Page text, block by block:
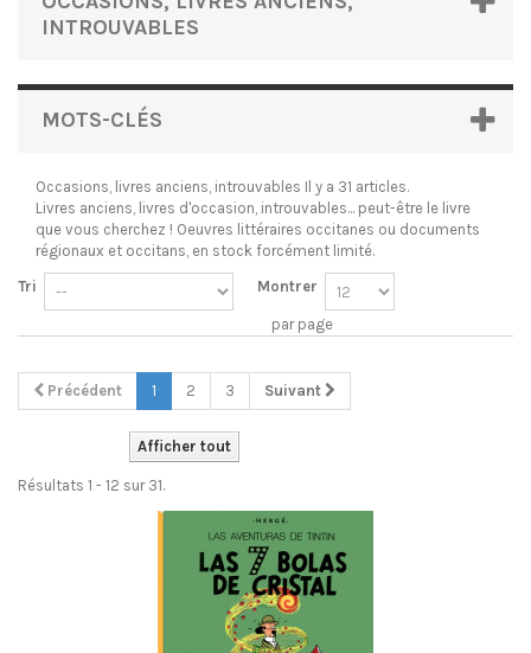
INTROUVABLES
MOTS-CLÉS
Occasions, livres anciens, introuvables Il y a 31 articles.
Livres anciens, livres d'occasion, introuvables... peut-être le livre
que vous cherchez ! Oeuvres littéraires occitanes ou documents
régionaux et occitans, en stock forcément limité.
Tri
Montrer
par page
Précédent 1 2 3 Suivant
Afficher tout
Résultats 1 - 12 sur 31.